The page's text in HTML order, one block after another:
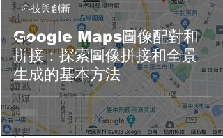
和金
融
文化
和藝
術
遊戲
與媒
體
學習
Google Maps圖像配對和
拼接：探索圖像拼接和全景
生成的基本方法
科技與創新